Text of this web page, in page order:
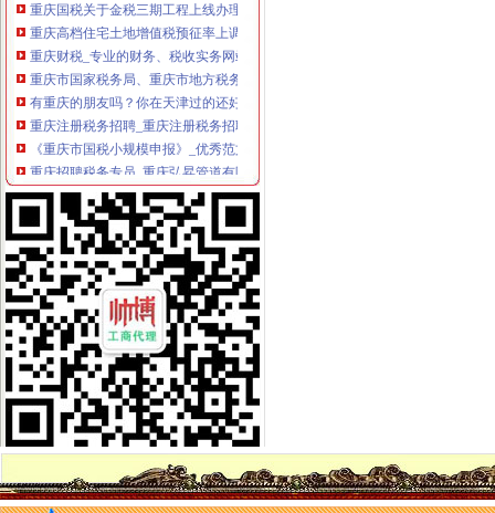
重庆高档住宅土地增值税预征率上调至2%_东方财富网
重庆财税_专业的财务、税收实务网站-亿企赢财税资讯
重庆市国家税务局、重庆市地方税务局、重庆市工商管理局转发国
有重庆的朋友吗？你在天津过的还好吗？（转载）_天津_天涯论坛_天
重庆注册税务招聘_重庆注册税务招聘信息_智联重庆招聘网_找工作求
《重庆市国税小规模申报》_优秀范文十篇
重庆招聘税务专员_重庆弘昇管道有限公司招聘-汇博网
重庆税务登记证挂失电话-沙坪坝沙坪坝广告媒-重庆58同城
【税收管理】重庆市地方税务局关于印发《“三证合一、一照一码”
重庆地税的微博
重庆税务策划招聘_重庆税务策划招聘信息_智联重庆招聘网_找工作求
重庆沙坪坝门户网
重庆国税网上申报系统：
重庆营业执照代办【工商代办免费咨询】重庆益尚利财务管理有限公司
重庆财税公司-重庆亿源公司_重庆亿源_重庆市亿源财税咨询公司_重庆
代理记账|税务代理与咨询-重庆君立企业管理咨询有限公司
重庆高档住宅土地增值税预征率上调至2%_网易北京房产频道
重庆代理各项纳税申报-商务服务-久久信息网
【代理记帐、办理工商税务相关事宜等】厂家,价格,图片_重庆正青
重庆代理记账如何办理税务登记变更_搜狐其它_搜狐网
国务制办公室地方规章重庆市税收征管保障办
重庆财务会计-税务招聘-新百胜餐饮（武汉）有限公司招聘信息_重庆